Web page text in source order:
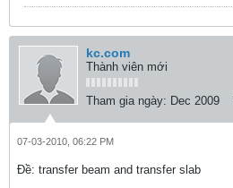
kc.com
Thành viên mới
Tham gia ngày: Dec 2009
07-03-2010, 06:22 PM
Ðề: transfer beam and transfer slab